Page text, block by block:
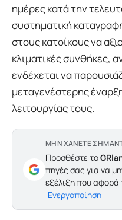
ημέρες κατά την
συστηματική
στους κατοίκους να
κλιματικές συνθήκες,
ενδέχεται να
μεταγενέστερης
λειτουργίας τους.
ΜΗΝ ΧΑΝΕΤΕ
Προσθέστε το
πηγές σας για να
εξέλιξη που αφορά
Ενεργοποίηση